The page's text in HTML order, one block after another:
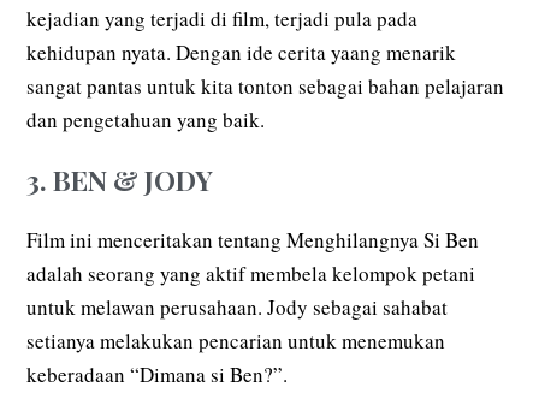
kejadian yang terjadi di film, terjadi pula pada
kehidupan nyata. Dengan ide cerita yaang menarik
sangat pantas untuk kita tonton sebagai bahan pelajaran
dan pengetahuan yang baik.
3. BEN & JODY
Film ini menceritakan tentang Menghilangnya Si Ben
adalah seorang yang aktif membela kelompok petani
untuk melawan perusahaan. Jody sebagai sahabat
setianya melakukan pencarian untuk menemukan
keberadaan “Dimana si Ben?”.